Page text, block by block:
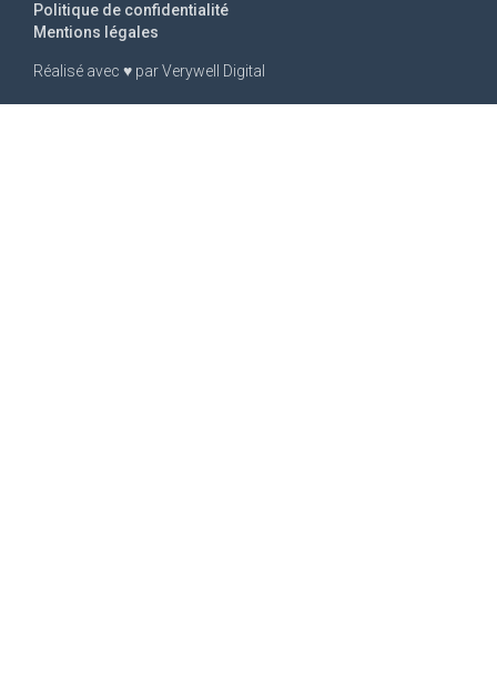
Réalisé avec ♥ parVerywell Digital
Mentions légales
Politique de confidentialité